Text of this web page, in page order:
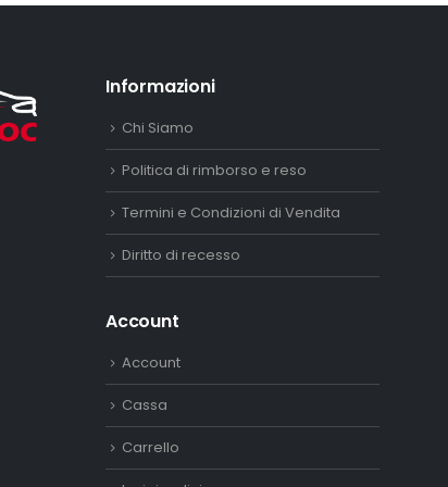
Informazioni
Chi Siamo
Politica di rimborso e reso
Termini e Condizioni di Vendita
Diritto di recesso
Account
Account
Cassa
Carrello